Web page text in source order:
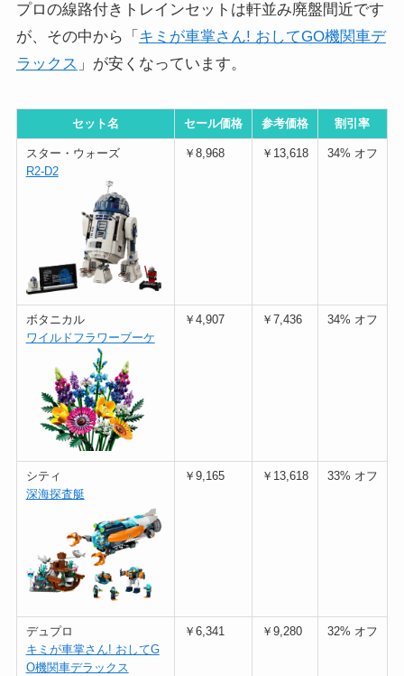
プロの線路付きトレインセットは軒並み廃盤間近です
が、その中から「 キミが車掌さん! おしてGO機関車デ
ラックス 」が安くなっています。
セット名 セール価格 参考価格 割引率
スター・ウォーズ
R2-D2
￥8,968 ￥13,618 34% オフ
ボタニカル
ワイルドフラワーブーケ
￥4,907 ￥7,436 34% オフ
シティ
深海探査艇
￥9,165 ￥13,618 33% オフ
デュプロ
キミが車掌さん! おしてG
O機関車デラックス
￥6,341 ￥9,280 32% オフ